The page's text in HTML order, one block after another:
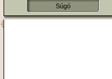
Súgó